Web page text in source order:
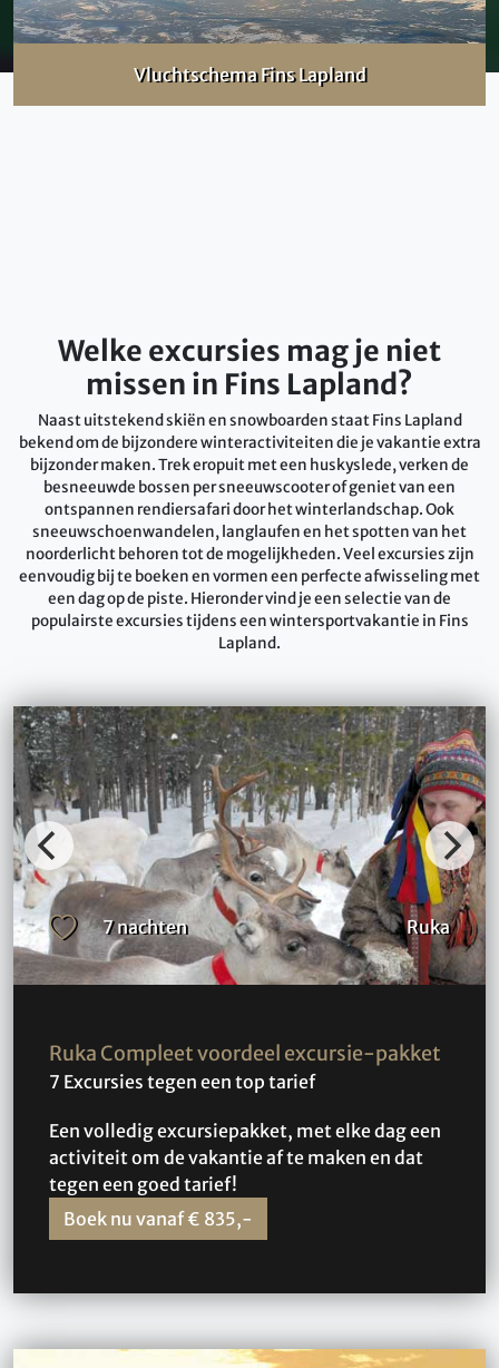
Vluchtschema Fins Lapland
Welke excursies mag je niet
missen in Fins Lapland?
Naast uitstekend skiën en snowboarden staat Fins Lapland
bekend om de bijzondere winteractiviteiten die je vakantie extra
bijzonder maken. Trek eropuit met een huskyslede, verken de
besneeuwde bossen per sneeuwscooter of geniet van een
ontspannen rendiersafari door het winterlandschap. Ook
sneeuwschoenwandelen, langlaufen en het spotten van het
noorderlicht behoren tot de mogelijkheden. Veel excursies zijn
eenvoudig bij te boeken en vormen een perfecte afwisseling met
een dag op de piste. Hieronder vind je een selectie van de
populairste excursies tijdens een wintersportvakantie in Fins
Lapland.
7 nachten Ruka
Ruka Compleet voordeel excursie-pakket
7 Excursies tegen een top tarief
Een volledig excursiepakket, met elke dag een
activiteit om de vakantie af te maken en dat
tegen een goed tarief!
Boek nu vanaf € 835,-